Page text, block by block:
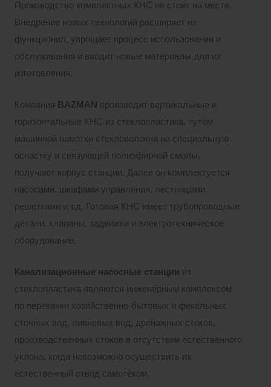
Производство комплектных КНС не стоит на месте.
Внедрение новых технологий расширяет их
функционал, упрощает процесс использования и
обслуживания и вводит новые материалы для их
изготовления.
Компания BAZMAN производит вертикальные и
горизонтальные КНС из стеклопластика, путём
машинной намотки стекловолокна на специальную
оснастку и связующей полиэфирной смолы,
получают корпус станции. Далее он комплектуется
насосами, шкафами управления, лестницами,
решетками и т.д. Готовая КНС имеет трубопроводные
детали, клапаны, задвижки и электротехническое
оборудование.
Канализационные насосные станции из
стеклопластика являются инженерным комплексом
по перекачки хозяйственно-бытовых и фекальных
сточных вод, ливневых вод, дренажных стоков,
производственных стоков в отсутствии естественного
уклона, когда невозможно осуществить их
естественный отвод самотёком.